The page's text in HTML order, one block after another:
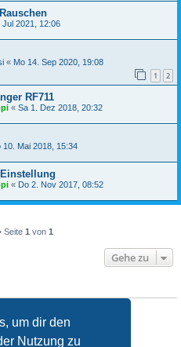
um dir den
Nutzung zu
Jul 2021, 12:06
« Mo 14. Sep 2020, 19:08
1 2
RF711
« Sa 1. Dez 2018, 20:32
10. Mai 2018, 15:34
« Do 2. Nov 2017, 08:52
Seite 1 von 1
Gehe zu
Forum erstellen.
ändern.
löschen.